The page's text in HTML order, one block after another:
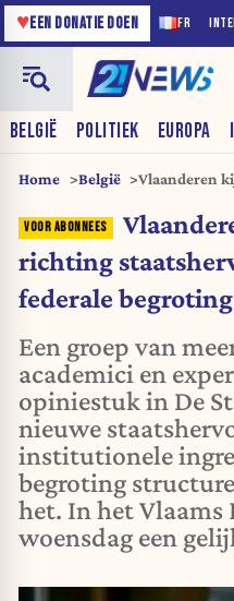
FR
♥EEN DONATIE DOEN
BELGIË POLITIEK EUROPA
Home België
Vlaanderen
redden
richting
federale
Een groep van
academici en
opiniestuk in De
nieuwe
institutionele
begroting
het. In het
woensdag een